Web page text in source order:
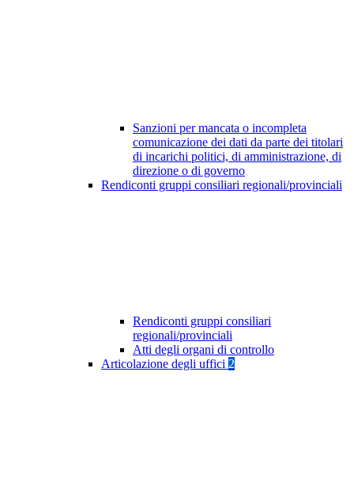
Sanzioni per mancata o incompleta
comunicazione dei dati da parte dei titolari
di incarichi politici, di amministrazione, di
direzione o di governo
Rendiconti gruppi consiliari regionali/provinciali
Rendiconti gruppi consiliari
regionali/provinciali
Atti degli organi di controllo
Articolazione degli uffici 2